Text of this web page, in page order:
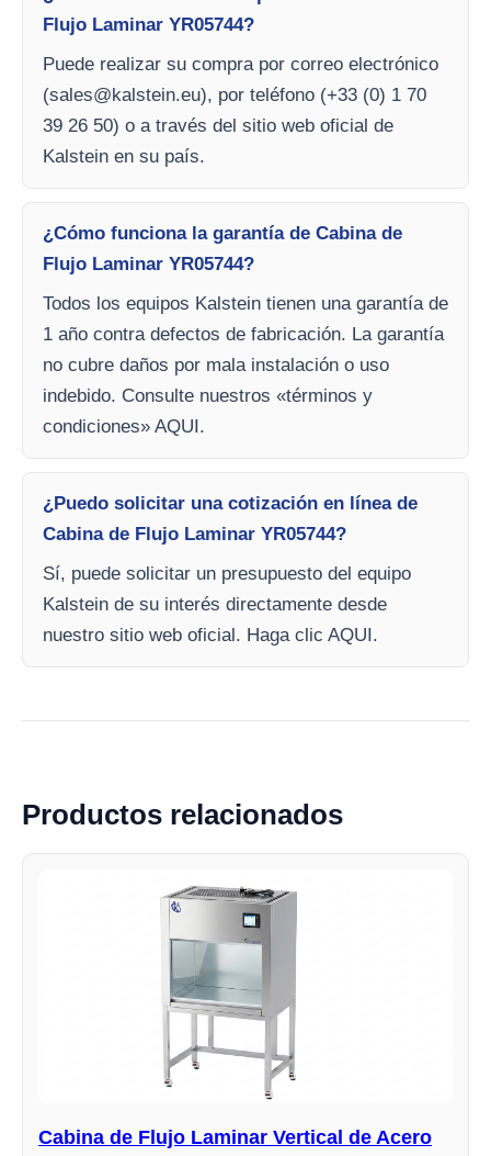
Flujo Laminar YR05744?
Puede realizar su compra por correo electrónico
(sales@kalstein.eu), por teléfono (+33 (0) 1 70
39 26 50) o a través del sitio web oficial de
Kalstein en su país.
¿Cómo funciona la garantía de Cabina de
Flujo Laminar YR05744?
Todos los equipos Kalstein tienen una garantía de
1 año contra defectos de fabricación. La garantía
no cubre daños por mala instalación o uso
indebido. Consulte nuestros «términos y
condiciones» AQUI.
¿Puedo solicitar una cotización en línea de
Cabina de Flujo Laminar YR05744?
Sí, puede solicitar un presupuesto del equipo
Kalstein de su interés directamente desde
nuestro sitio web oficial. Haga clic AQUI.
Productos relacionados
Cabina de Flujo Laminar Vertical de Acero